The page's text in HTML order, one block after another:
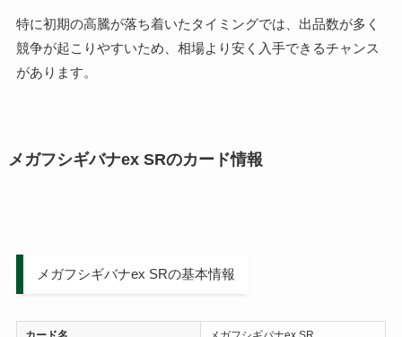
特に初期の高騰が落ち着いたタイミングでは、出品数が多く
競争が起こりやすいため、相場より安く入手できるチャンス
があります。
メガフシギバナex SRのカード情報
メガフシギバナex SRの基本情報